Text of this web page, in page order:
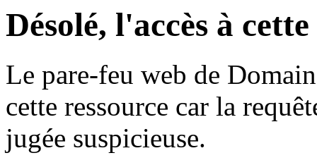
Désolé, l'accès à
Le pare-feu web de
cette ressource car la
jugée suspicieuse.